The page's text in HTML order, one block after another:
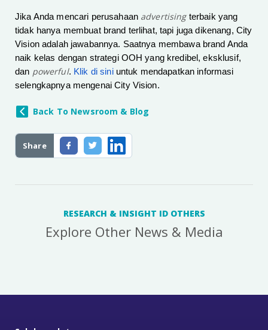
Share
Jika Anda mencari perusahaanadvertisingterbaik yang
tidak hanya membuat brand terlihat, tapi juga dikenang, City
Vision adalah jawabannya. Saatnya membawa brand Anda
naik kelas dengan strategi OOH yang kredibel, eksklusif,
dan powerful. Klik di siniuntuk mendapatkan informasi
selengkapnya mengenai City Vision.
Back To Newsroom & Blog
RESEARCH & INSIGHT ID OTHERS
Explore Other News & Media